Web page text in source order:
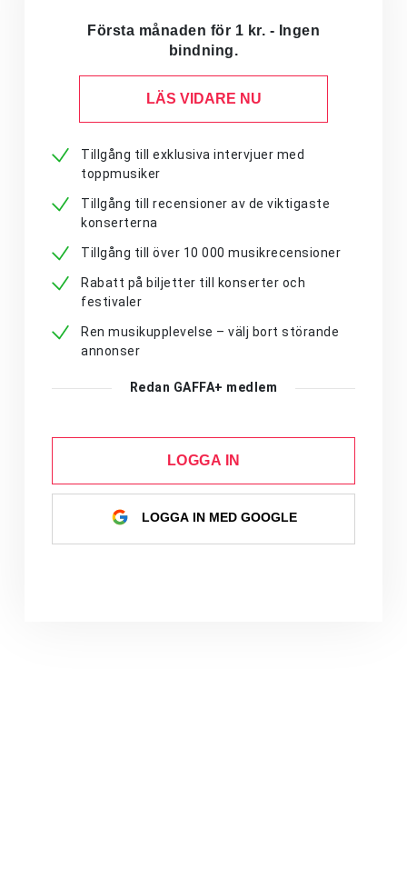
Första månaden för 1 kr. - Ingen
bindning.
LÄS VIDARE NU
Tillgång till exklusiva intervjuer med
toppmusiker
Tillgång till recensioner av de viktigaste
konserterna
Tillgång till över 10 000 musikrecensioner
Rabatt på biljetter till konserter och
festivaler
Ren musikupplevelse – välj bort störande
annonser
Redan GAFFA+ medlem
LOGGA IN
LOGGA IN MED GOOGLE